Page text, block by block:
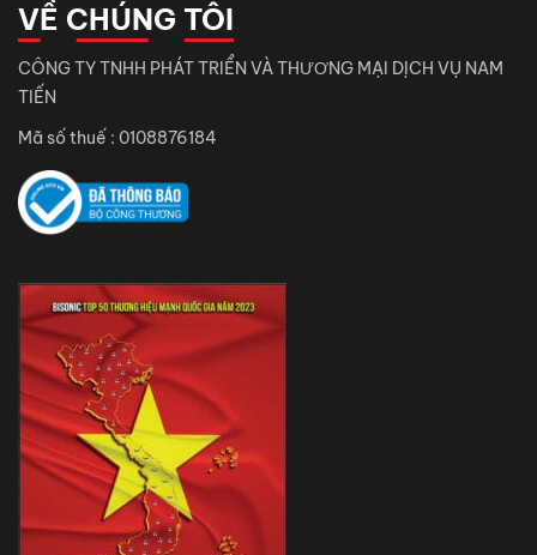
VỀ CHÚNG TÔI
CÔNG TY TNHH PHÁT TRIỂN VÀ THƯƠNG MẠI DỊCH VỤ NAM
TIẾN
Mã số thuế : 0108876184